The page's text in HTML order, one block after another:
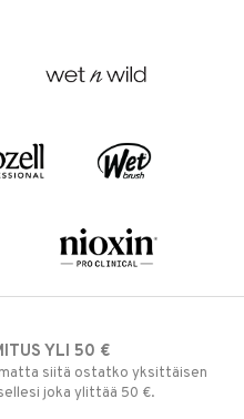
YLI 50 €
siitä ostatko yksittäisen
joka ylittää 50 €.